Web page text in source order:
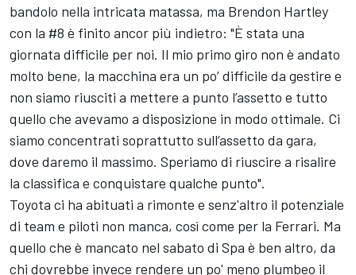
bandolo nella intricata matassa, ma Brendon Hartley
con la #8 è finito ancor più indietro: "È stata una
giornata difficile per noi. Il mio primo giro non è andato
molto bene, la macchina era un po’ difficile da gestire e
non siamo riusciti a mettere a punto l’assetto e tutto
quello che avevamo a disposizione in modo ottimale. Ci
siamo concentrati soprattutto sull’assetto da gara,
dove daremo il massimo. Speriamo di riuscire a risalire
la classifica e conquistare qualche punto".
Toyota ci ha abituati a rimonte e senz'altro il potenziale
di team e piloti non manca, così come per la Ferrari. Ma
quello che è mancato nel sabato di Spa è ben altro, da
chi dovrebbe invece rendere un po' meno plumbeo il